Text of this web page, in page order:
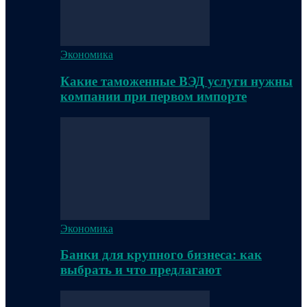
Экономика
Какие таможенные ВЭД услуги нужны
компании при первом импорте
Экономика
Банки для крупного бизнеса: как
выбрать и что предлагают